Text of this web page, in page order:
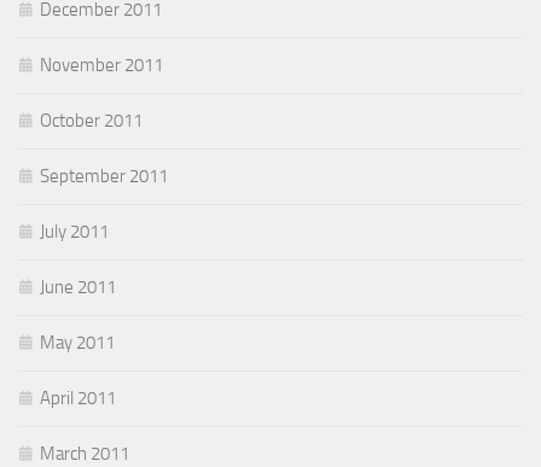
December 2011
November 2011
October 2011
September 2011
July 2011
June 2011
May 2011
April 2011
March 2011